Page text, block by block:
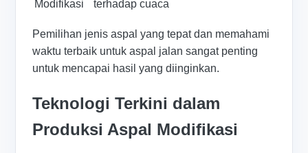
Modifikasi
terhadap cuaca
Pemilihan jenis aspal yang tepat dan memahami
waktu terbaik untuk aspal jalan sangat penting
untuk mencapai hasil yang diinginkan.
Teknologi Terkini dalam
Produksi Aspal Modifikasi